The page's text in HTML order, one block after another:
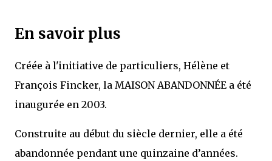
En savoir plus
Créée à l'initiative de particuliers, Hélène et
François Fincker, la MAISON ABANDONNÉE a été
inaugurée en 2003.
Construite au début du siècle dernier, elle a été
abandonnée pendant une quinzaine d’années.